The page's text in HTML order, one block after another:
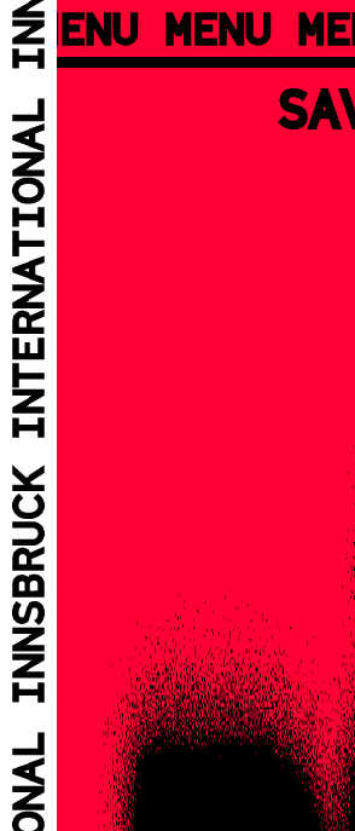
MENU MENU